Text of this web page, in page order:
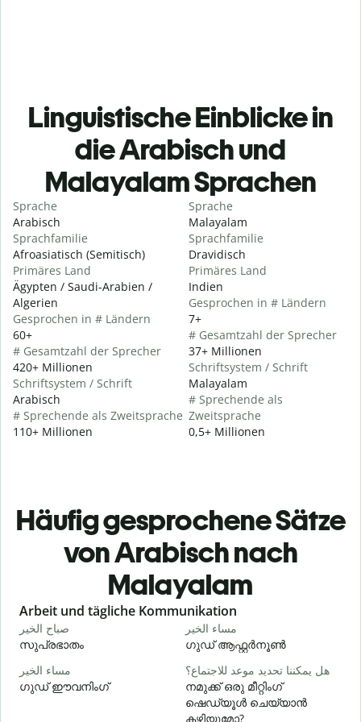
Linguistische Einblicke in
die Arabisch und
Malayalam Sprachen
Sprache
Arabisch
Sprachfamilie
Afroasiatisch (Semitisch)
Primäres Land
Ägypten / Saudi-Arabien /
Algerien
Gesprochen in # Ländern
60+
# Gesamtzahl der Sprecher
420+ Millionen
Schriftsystem / Schrift
Arabisch
# Sprechende als Zweitsprache
110+ Millionen
Sprache
Malayalam
Sprachfamilie
Dravidisch
Primäres Land
Indien
Gesprochen in # Ländern
7+
# Gesamtzahl der Sprecher
37+ Millionen
Schriftsystem / Schrift
Malayalam
# Sprechende als
Zweitsprache
0,5+ Millionen
Häufig gesprochene Sätze
von Arabisch nach
Malayalam
Slide 1 of 6
Arbeit und tägliche Kommunikation
صباح الخير
സുപ്രഭാതം
مساء الخير
ഗുഡ് ആഫ്റ്റർനൂൺ
مساء الخير
ഗുഡ് ഈവനിംഗ്
هل يمكننا تحديد موعد للاجتماع؟
നമുക്ക് ഒരു മീറ്റിംഗ്
ഷെഡ്യൂൾ ചെയ്യാൻ
കഴിയുമോ?